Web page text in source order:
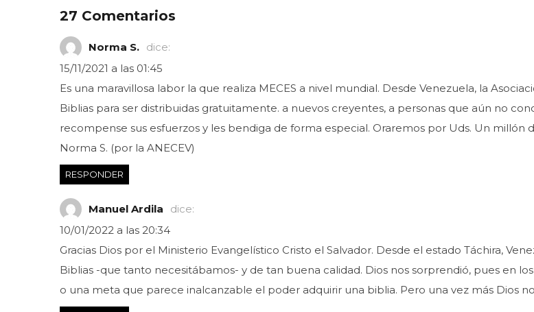
27 Comentarios
Norma S. dice:
15/11/2021 a las 01:45
Es una maravillosa labor la que realiza MECES a nivel mundial. Desde Venezuela, la
Biblias para ser distribuidas gratuitamente. a nuevos creyentes, a personas que aún no
recompense sus esfuerzos y les bendiga de forma especial. Oraremos por Uds. Un millón
Norma S. (por la ANECEV)
RESPONDER
Manuel Ardila
dice:
10/01/2022 a las 20:34
Gracias Dios por el Ministerio Evangelístico Cristo el Salvador. Desde el estado Táchira,
Biblias -que tanto necesitábamos- y de tan buena calidad. Dios nos sorprendió, pues en
o una meta que parece inalcanzable el poder adquirir una biblia. Pero una vez más Dios